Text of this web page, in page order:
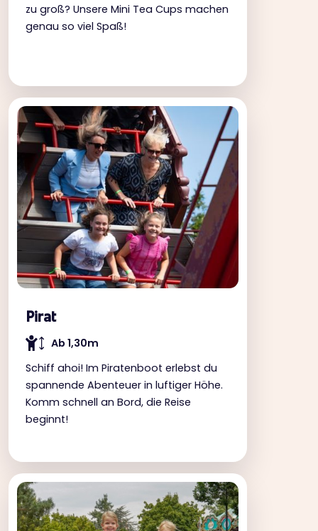
zu groß? Unsere Mini Tea Cups machen
genau so viel Spaß!
Pirat
Ab 1,30m
Schiff ahoi! Im Piratenboot erlebst du
spannende Abenteuer in luftiger Höhe.
Komm schnell an Bord, die Reise
beginnt!